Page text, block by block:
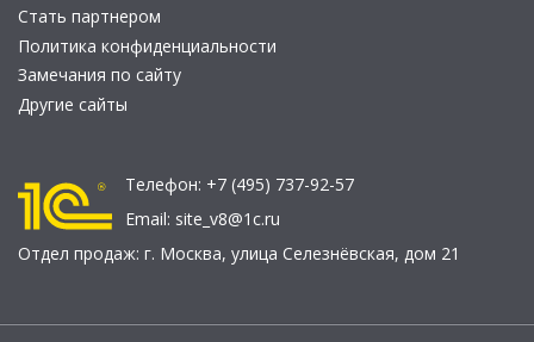
Стать партнером
Политика конфиденциальности
Замечания по сайту
Другие сайты
Телефон: +7 (495) 737-92-57
Email: site_v8@1c.ru
Отдел продаж: г. Москва, улица Селезнёвская, дом 21